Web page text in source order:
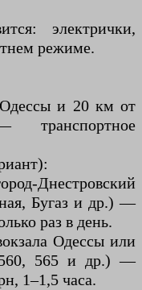
электрички,
режиме.
и 20 км от
— транспортное
Днестровский
Бугаз и др.) —
раз в день.
Одессы или
565 и др.) —
1–1,5 часа.